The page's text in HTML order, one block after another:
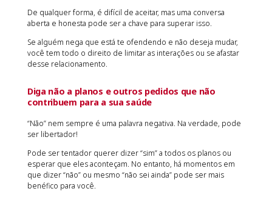
De qualquer forma, é difícil de aceitar, mas uma conversa
aberta e honesta pode ser a chave para superar isso.
Se alguém nega que está te ofendendo e não deseja mudar,
você tem todo o direito de limitar as interações ou se afastar
desse relacionamento.
Diga não a planos e outros pedidos que não
contribuem para a sua saúde
“Não” nem sempre é uma palavra negativa. Na verdade, pode
ser libertador!
Pode ser tentador querer dizer “sim” a todos os planos ou
esperar que eles aconteçam. No entanto, há momentos em
que dizer “não” ou mesmo “não sei ainda” pode ser mais
benéfico para você.